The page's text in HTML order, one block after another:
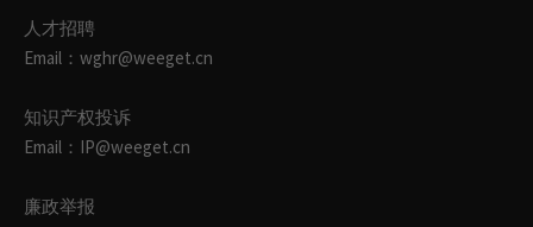
人才招聘
Email：wghr@weeget.cn
知识产权投诉
Email：IP@weeget.cn
廉政举报